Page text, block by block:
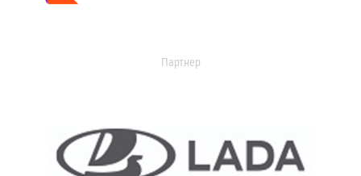
Партнер